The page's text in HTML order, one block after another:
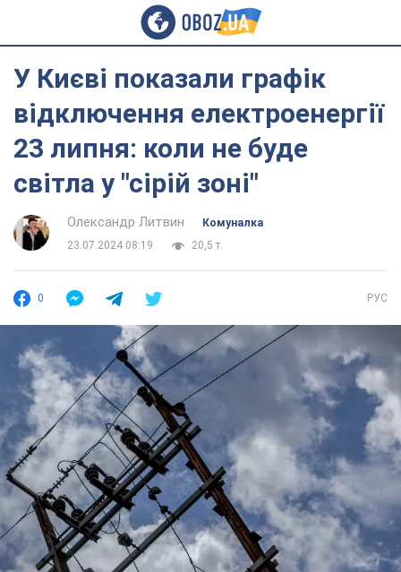
У Києві показали графік
відключення електроенергії
23 липня: коли не буде
світла у "сірій зоні"
Олександр Литвин
Комуналка
23.07.2024 08:19
20,5 т.
0 РУС